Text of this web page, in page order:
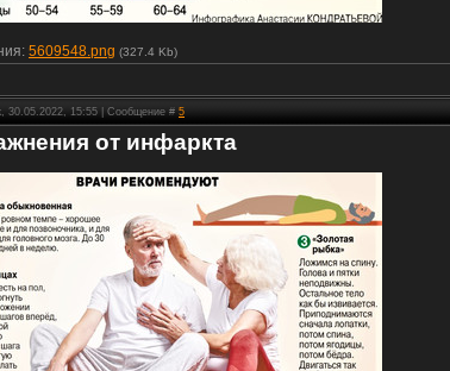
5609548.png (327.4 Kb)
30.05.2022, 15:55 | Сообщение # 5
от инфаркта